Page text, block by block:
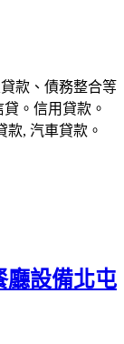
款、債務整合等
。信用貸款。
款, 汽車貸款。
廳設備北屯